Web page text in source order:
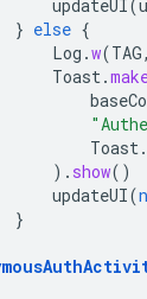
updateUI(
} else {
Log .w(TAG,
Toast.
Toast.
). show()
updateUI(
}